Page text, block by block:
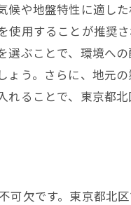
や地盤特性に適し
用することが推奨
ぶことで、環境へ
う。さらに、地元
ることで、東京都
欠です。東京都北